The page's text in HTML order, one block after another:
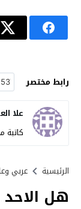
رابط مختصر
علا
كاتبة
الرئيسية عربي
هل